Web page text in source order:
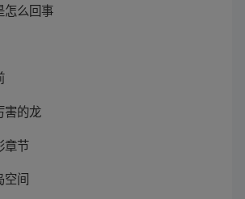
怎么回事
害的龙
章节
空间